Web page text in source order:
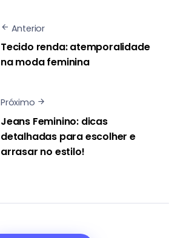
Anterior
Tecido renda: atemporalidade
na moda feminina
Próximo
Jeans Feminino: dicas
detalhadas para escolher e
arrasar no estilo!